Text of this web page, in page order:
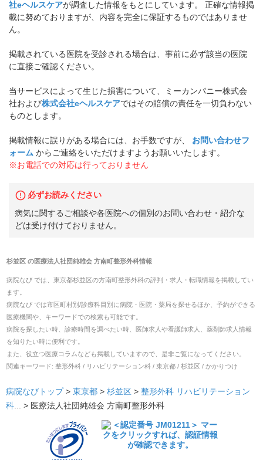
社eヘルスケアが調査した情報をもとにしています。 正確な情報掲
載に努めておりますが、内容を完全に保証するものではありませ
ん。
掲載されている医院を受診される場合は、事前に必ず該当の医院
に直接ご確認ください。
当サービスによって生じた損害について、ミーカンパニー株式会
社および株式会社eヘルスケアではその賠償の責任を一切負わない
ものとします。
掲載情報に誤りがある場合には、お手数ですが、
お問い合わせフ
ォーム からご連絡をいただけますようお願いいたします。
※お電話での対応は行っておりません
必ずお読みください
病気に関するご相談や各医院への個別のお問い合わせ・紹介な
どは受け付けておりません。
杉並区の医療法人社団純雄会 方南町整形外科情報
病院なび では、 東京都杉並区の方南町整形外科の評判・求人・転職情報を掲載してい
ます。
病院なび では市区町村別/診療科目別に病院・医院・薬局を探せるほか、予約ができる
医療機関や、キーワードでの検索も可能です。
病院を探したい時、診療時間を調べたい時、医師求人や看護師求人、薬剤師求人情報
を知りたい時に便利です。
また、役立つ医療コラムなども掲載していますので、是非ご覧になってください。
関連キーワード: 整形外科 / リハビリテーション科 / 東京都 / 杉並区 / かかりつけ
病院なびトップ> 東京都 > 杉並区 > 整形外科 リハビリテーション
科 ... > 医療法人社団純雄会 方南町整形外科